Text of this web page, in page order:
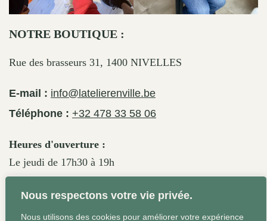
Nous respectons votre vie privée.
Nous utilisons des cookies pour améliorer votre expérience
NOTRE BOUTIQUE :
Rue des brasseurs 31, 1400 NIVELLES
E-mail : info@latelierenville.be
Téléphone : +32 478 33 58 06
Heures d'ouverture :
Le jeudi de 17h30 à 19h
Le vendredi de 17h30 à 19h30
Le samedi de 11h30 à 19h